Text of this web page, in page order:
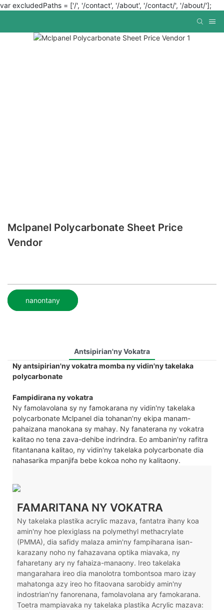
var excludedPaths = ['/', '/contact', '/about', '/contact/', '/about/'];
Mclpanel Polycarbonate Sheet Price
Vendor
nanontany
Antsipirian'ny Vokatra
Ny antsipirian'ny vokatra momba ny vidin'ny takelaka
polycarbonate
Fampidirana ny vokatra
Ny famolavolana sy ny famokarana ny vidin'ny takelaka
polycarbonate Mclpanel dia tohanan'ny ekipa manam-
pahaizana manokana sy mahay. Ny fanaterana ny vokatra
kalitao no tena zava-dehibe indrindra. Eo ambanin'ny rafitra
fitantanana kalitao, ny vidin'ny takelaka polycarbonate dia
nahasarika mpanjifa bebe kokoa noho ny kalitaony.
FAMARITANA NY VOKATRA
Ny takelaka plastika acrylic mazava, fantatra ihany koa
amin'ny hoe plexiglass na polymethyl methacrylate
(PMMA), dia safidy malaza amin'ny fampiharana isan-
karazany noho ny fahazavana optika miavaka, ny
faharetany ary ny fahaiza-manaony. Ireo takelaka
mangarahara ireo dia manolotra tombontsoa maro izay
mahatonga azy ireo ho fitaovana sarobidy amin'ny
indostrian'ny fanorenana, famolavolana ary famokarana.
Toetra mampiavaka ny takelaka plastika Acrylic mazava: